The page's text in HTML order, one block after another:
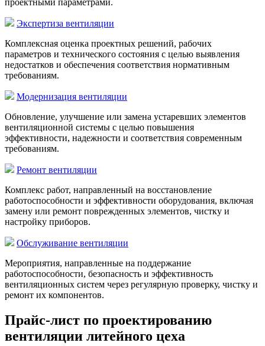
проектными параметрами.
Экспертиза вентиляции
Комплексная оценка проектных решений, рабочих
параметров и технического состояния с целью выявления
недостатков и обеспечения соответствия нормативным
требованиям.
Модернизация вентиляции
Обновление, улучшение или замена устаревших элементов
вентиляционной системы с целью повышения
эффективности, надежности и соответствия современным
требованиям.
Ремонт вентиляции
Комплекс работ, направленный на восстановление
работоспособности и эффективности оборудования, включая
замену или ремонт поврежденных элементов, чистку и
настройку приборов.
Обслуживание вентиляции
Мероприятия, направленные на поддержание
работоспособности, безопасность и эффективность
вентиляционных систем через регулярную проверку, чистку и
ремонт их компонентов.
Прайс-лист по проектированию
вентиляции литейного цеха